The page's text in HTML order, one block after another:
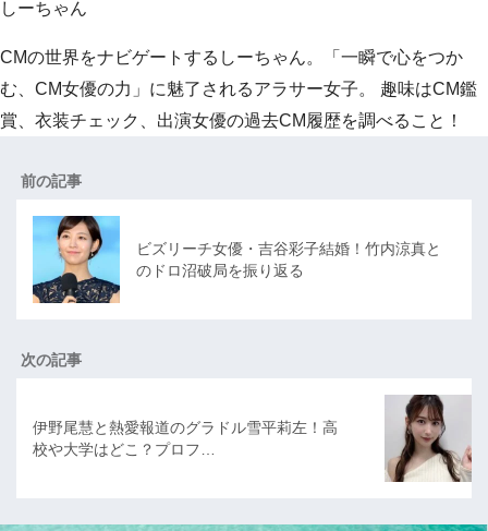
しーちゃん
CMの世界をナビゲートするしーちゃん。「一瞬で心をつか
む、CM女優の力」に魅了されるアラサー女子。 趣味はCM鑑
賞、衣装チェック、出演女優の過去CM履歴を調べること！
前の記事
ビズリーチ女優・吉谷彩子結婚！竹内涼真と
のドロ沼破局を振り返る
次の記事
伊野尾慧と熱愛報道のグラドル雪平莉左！高
校や大学はどこ？プロフ…